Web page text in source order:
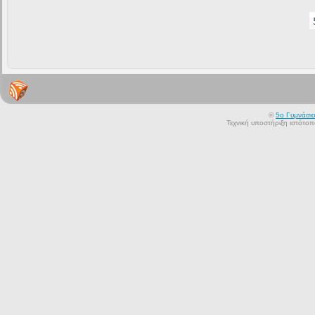
© 5ο
Τεχνική υποστήριξη